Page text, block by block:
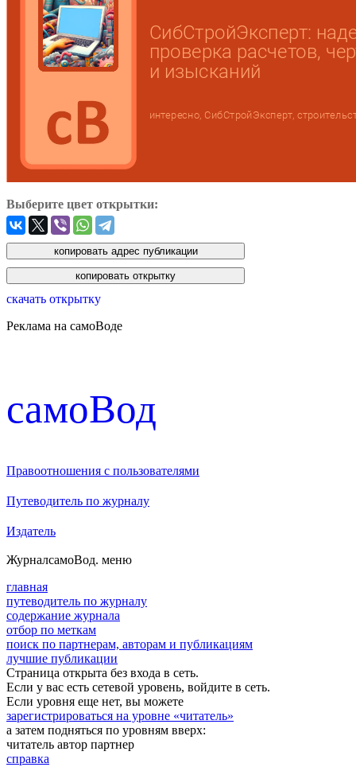
Выберите цвет открытки:
скачать открытку
Реклама на самоВоде
cамоВод
Правоотношения с пользователями
Путеводитель по журналу
Издатель
ЖурналсамоВод. меню
главная
путеводитель по журналу
содержание журнала
отбор по меткам
поиск по партнерам, авторам и публикациям
лучшие публикации
Страница открыта без входа в сеть.
Если у вас есть сетевой уровень, войдите в сеть.
Если уровня еще нет, вы можете
зарегистрироваться на уровне «читатель»
а затем подняться по уровням вверх:
читатель автор партнер
справка